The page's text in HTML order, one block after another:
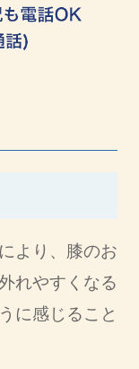
より、膝のお
れやすくなる
に感じること